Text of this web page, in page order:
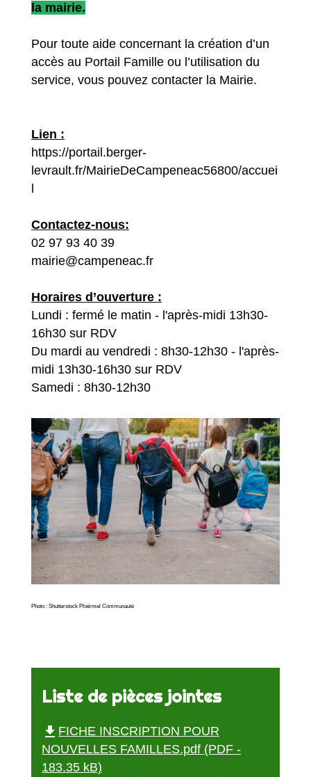
la mairie.
Pour toute aide concernant la création d’un
accès au Portail Famille ou l’utilisation du
service, vous pouvez contacter la Mairie.
Lien :
https://portail.berger-
levrault.fr/MairieDeCampeneac56800/accuei
Contactez-nous:
02 97 93 40 39
mairie@campeneac.fr
Horaires d’ouverture :
Lundi : fermé le matin - l'après-midi 13h30-
16h30 sur RDV
Du mardi au vendredi : 8h30-12h30 - l'après-
midi 13h30-16h30 sur RDV
Samedi : 8h30-12h30
Photo : Shutterstock Ploërmel Communauté
Liste de pièces jointes
file_download FICHE INSCRIPTION POUR
NOUVELLES FAMILLES.pdf (PDF -
183.35 kB)